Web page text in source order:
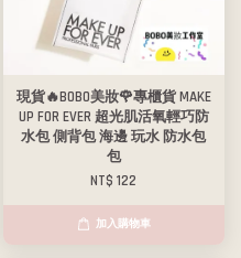
現貨🔥BOBO美妝🌹專櫃貨 MAKE
UP FOR EVER 超光肌活氧輕巧防
水包 側背包 海邊 玩水 防水包
包
NT$ 122
加入購物車